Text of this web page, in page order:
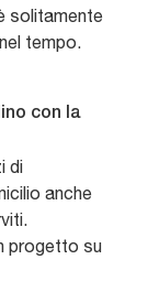
solitamente
tempo.
con la
di
anche
progetto su